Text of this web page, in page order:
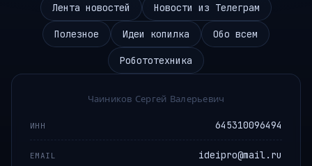
Лента новостей Новости из Телеграм
Полезное Идеи копилка Обо всем
Робототехника
Чаиников Сергей Валерьевич
ИНН 645310096494
EMAIL ideipro@mail.ru